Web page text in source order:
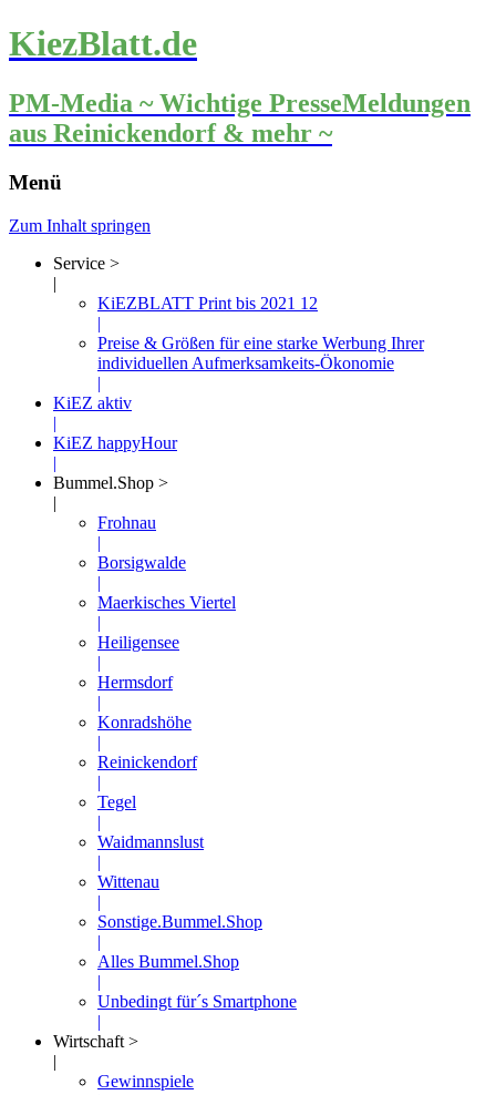
KiezBlatt.de
PM-Media ~ Wichtige PresseMeldungen
aus Reinickendorf & mehr ~
Menü
Zum Inhalt springen
Service >
|
KiEZBLATT Print bis 2021 12
|
Preise & Größen für eine starke Werbung Ihrer
individuellen Aufmerksamkeits-Ökonomie
|
KiEZ aktiv
|
KiEZ happyHour
|
Bummel.Shop >
|
Frohnau
|
Borsigwalde
|
Maerkisches Viertel
|
Heiligensee
|
Hermsdorf
|
Konradshöhe
|
Reinickendorf
|
Tegel
|
Waidmannslust
|
Wittenau
|
Sonstige.Bummel.Shop
|
Alles Bummel.Shop
|
Unbedingt für´s Smartphone
|
Wirtschaft >
|
Gewinnspiele